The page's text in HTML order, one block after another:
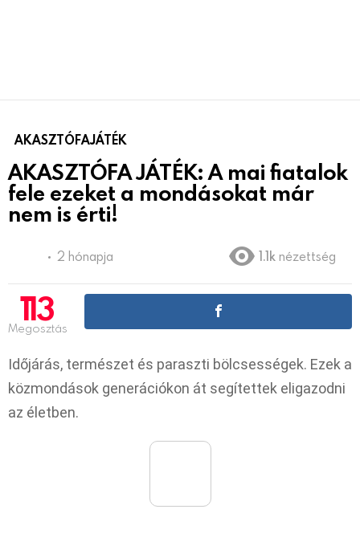
AKASZTÓFAJÁTÉK
AKASZTÓFA JÁTÉK: A mai fiatalok
fele ezeket a mondásokat már
nem is érti!
2 hónapja 1.1k nézettség
113
Megosztás
Időjárás, természet és paraszti bölcsességek. Ezek a
közmondások generációkon át segítettek eligazodni
az életben.